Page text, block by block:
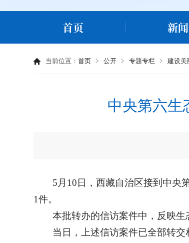
首页 新闻
当前位置：首页 公开 专题专栏 建设美
中央第六生
5月10日，西藏自治区接到中央
1件。
本批转办的信访案件中，反映生
当日，上述信访案件已全部转交